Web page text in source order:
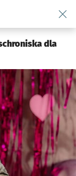
Środowisko we
dla